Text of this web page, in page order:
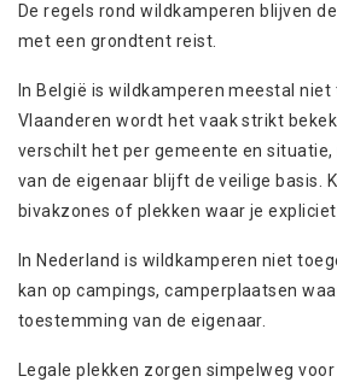
De regels rond wildkamperen blijven
met een grondtent reist.
In België is wildkamperen meestal niet
Vlaanderen wordt het vaak strikt
verschilt het per gemeente en
van de eigenaar blijft de veilige basis.
bivakzones of plekken waar je
In Nederland is wildkamperen niet
kan op campings, camperplaatsen
toestemming van de eigenaar.
Legale plekken zorgen simpelweg